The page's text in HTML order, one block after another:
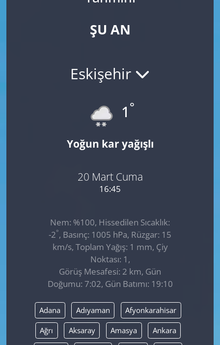
ŞU AN
Eskişehir
1 °
Yoğun kar yağışlı
20 Mart Cuma
16:45
Nem: %100, Hissedilen Sıcaklık:
-2°, Basınç: 1005 hPa, Rüzgar: 15
km/s, Toplam Yağış: 1 mm, Çiy
Noktası: 1,
Görüş Mesafesi: 2 km, Gün
Doğumu: 7:02, Gün Batımı: 19:10
Adana Adıyaman Afyonkarahisar
Ağrı Aksaray Amasya Ankara